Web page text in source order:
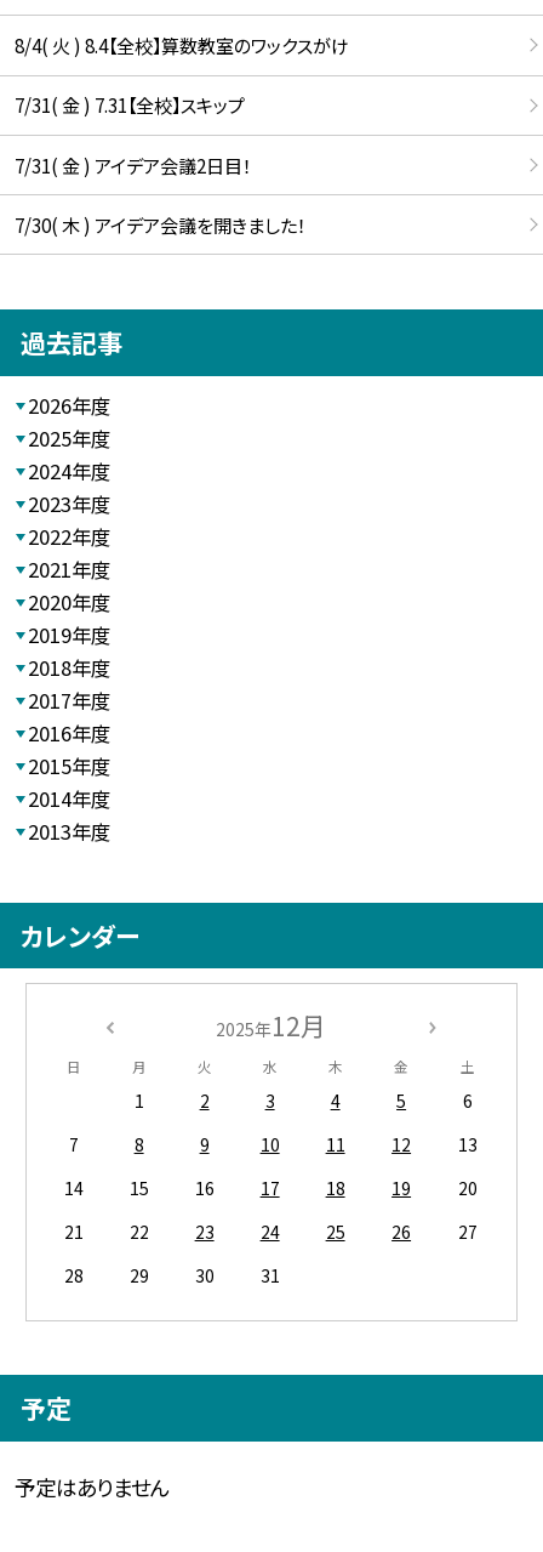
8/4( 火 ) 8.4【全校】算数教室のワックスがけ
7/31( 金 ) 7.31【全校】スキップ
7/31( 金 ) アイデア会議2日目！
7/30( 木 ) アイデア会議を開きました！
過去記事
2026年度
2025年度
2024年度
2023年度
2022年度
2021年度
2020年度
2019年度
2018年度
2017年度
2016年度
2015年度
2014年度
2013年度
カレンダー
2025年12月
日 月 火 水 木 金 土
1 2 3 4 5
6
7
8 9 10 11 12
13
14
15 16 17 18 19
20
21
22 23 24 25 26
27
28
29 30 31
予定
予定はありません